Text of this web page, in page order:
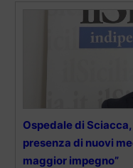
Ospedale di
presenza di nuovi
maggior impegno”